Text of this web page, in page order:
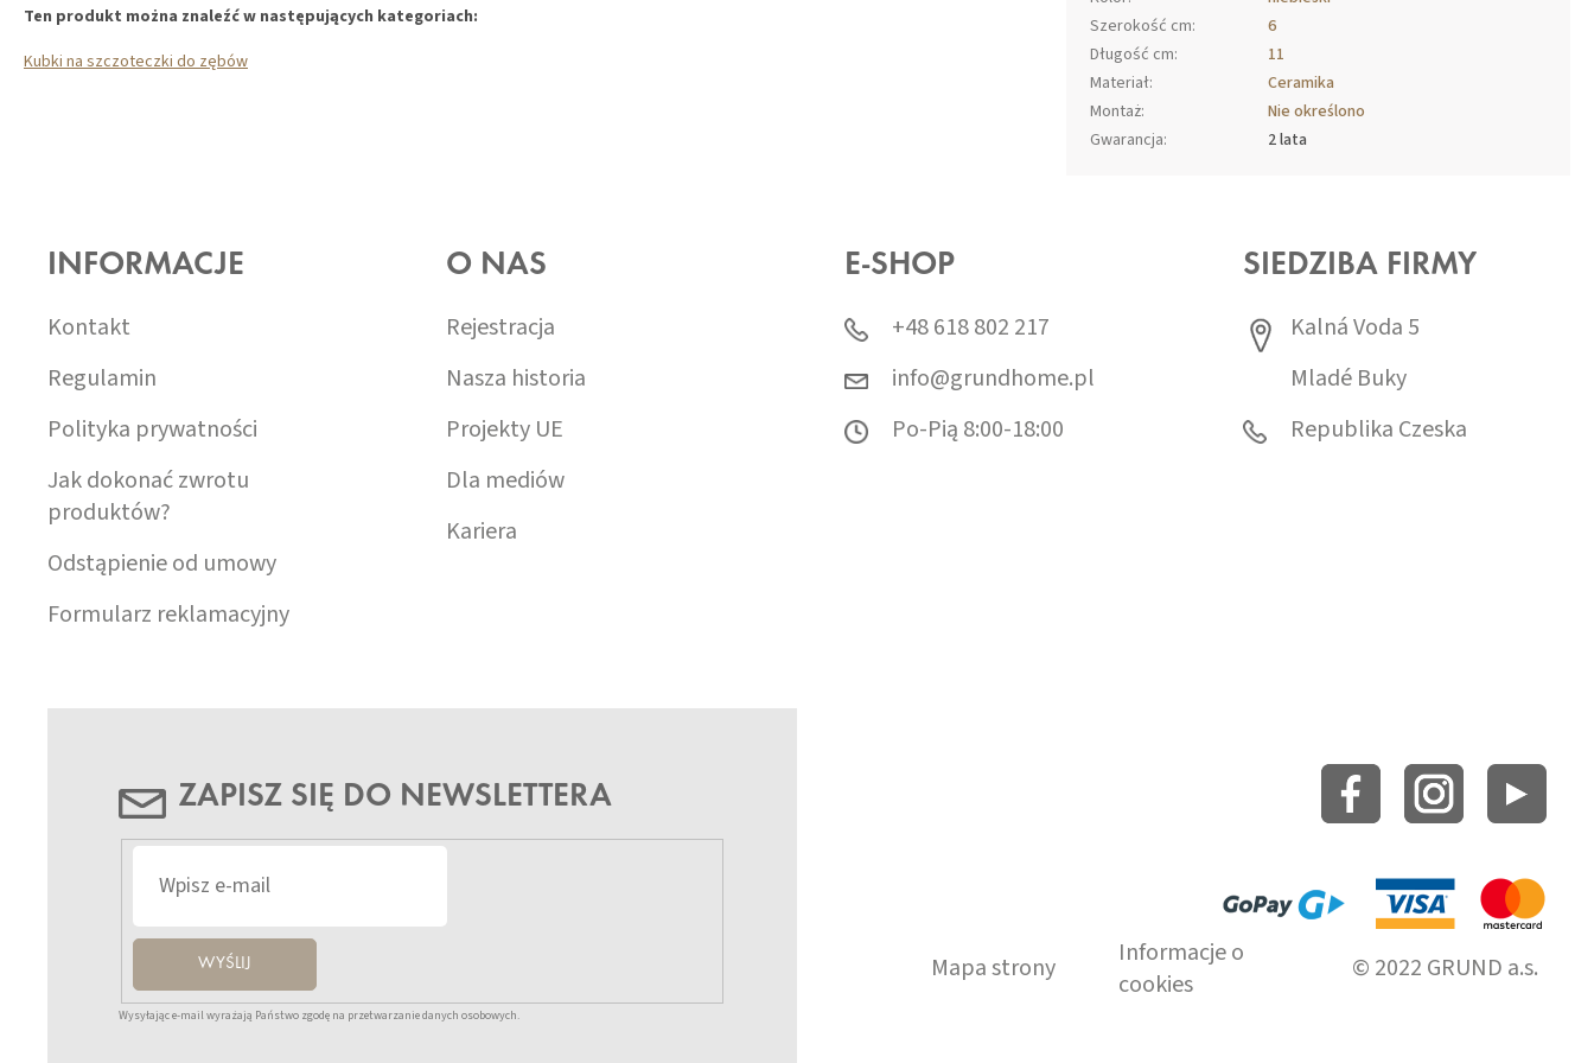
Ten produkt można znaleźć w następujących kategoriach:
Kubki na szczoteczki do zębów
Szerokość cm:
6
Długość cm:
11
Materiał:
Ceramika
Montaż:
Nie określono
Gwarancja:
2 lata
INFORMACJE
Kontakt
Regulamin
Polityka prywatności
Jak dokonać zwrotu
produktów?
Odstąpienie od umowy
Formularz reklamacyjny
O NAS
Rejestracja
Nasza historia
Projekty UE
Dla mediów
Kariera
E-SHOP
+48 618 802 217
info@grundhome.pl
Po-Pią 8:00-18:00
SIEDZIBA FIRMY
Kalná Voda 5
Mladé Buky
Republika Czeska
ZAPISZ SIĘ DO NEWSLETTERA
WYŚLIJ
Wysyłając e-mail wyrażają Państwo zgodę na przetwarzanie danych osobowych.
Mapa strony
Informacje o
cookies
© 2022 GRUND a.s.